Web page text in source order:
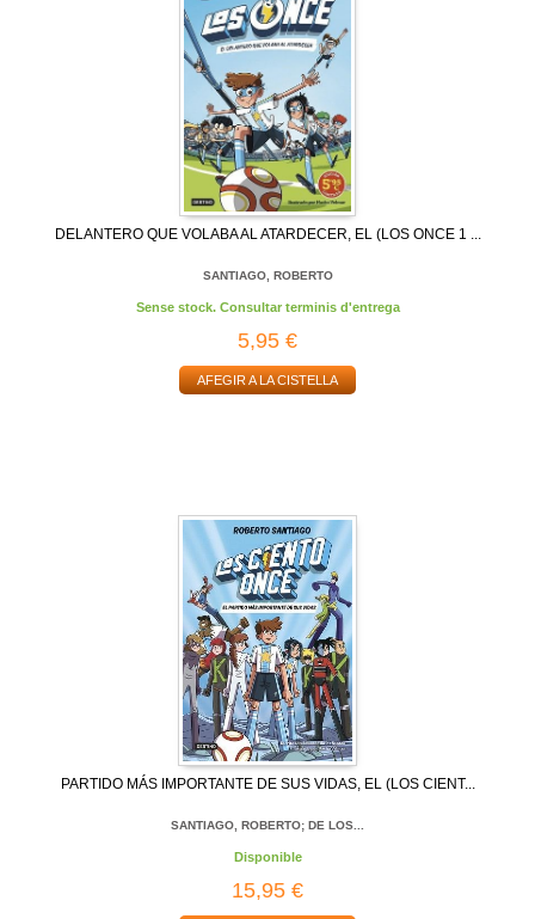
DELANTERO QUE VOLABA AL ATARDECER, EL (LOS ONCE 1 ...
SANTIAGO, ROBERTO
Sense stock. Consultar terminis d'entrega
5,95 €
AFEGIR A LA CISTELLA
PARTIDO MÁS IMPORTANTE DE SUS VIDAS, EL (LOS CIENT...
SANTIAGO, ROBERTO; DE LOS...
Disponible
15,95 €